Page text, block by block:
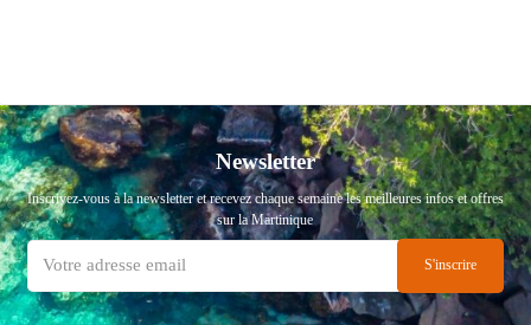
Newsletter
Inscrivez-vous à la newsletter et recevez chaque semaine les meilleures infos et offres
sur la Martinique